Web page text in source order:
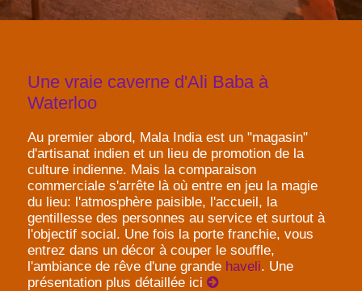
Une vraie caverne d'Ali Baba à
Waterloo
Au premier abord, Mala India est un "magasin"
d'artisanat indien et un lieu de promotion de la
culture indienne. Mais la comparaison
commerciale s'arrête là où entre en jeu la magie
du lieu: l'atmosphère paisible, l'accueil, la
gentillesse des personnes au service et surtout à
l'objectif social. Une fois la porte franchie, vous
entrez dans un décor à couper le souffle,
l'ambiance de rêve d'une grande haveli. Une
présentation plus détaillée ici